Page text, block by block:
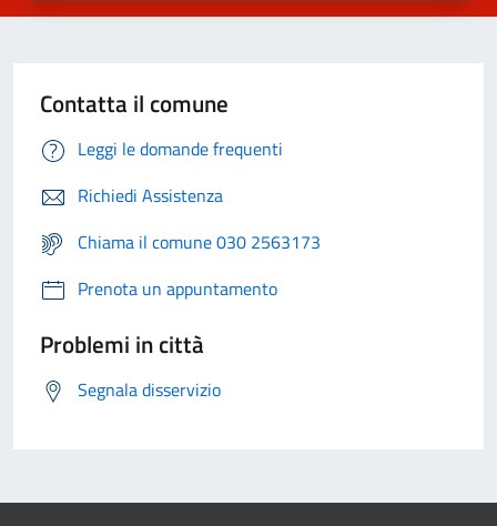
Contatta il comune
Leggi le domande frequenti
Richiedi Assistenza
Chiama il comune 030 2563173
Prenota un appuntamento
Problemi in città
Segnala disservizio